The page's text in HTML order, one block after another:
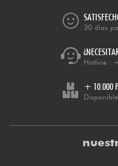
30 días
Hotline :
+ 10.000